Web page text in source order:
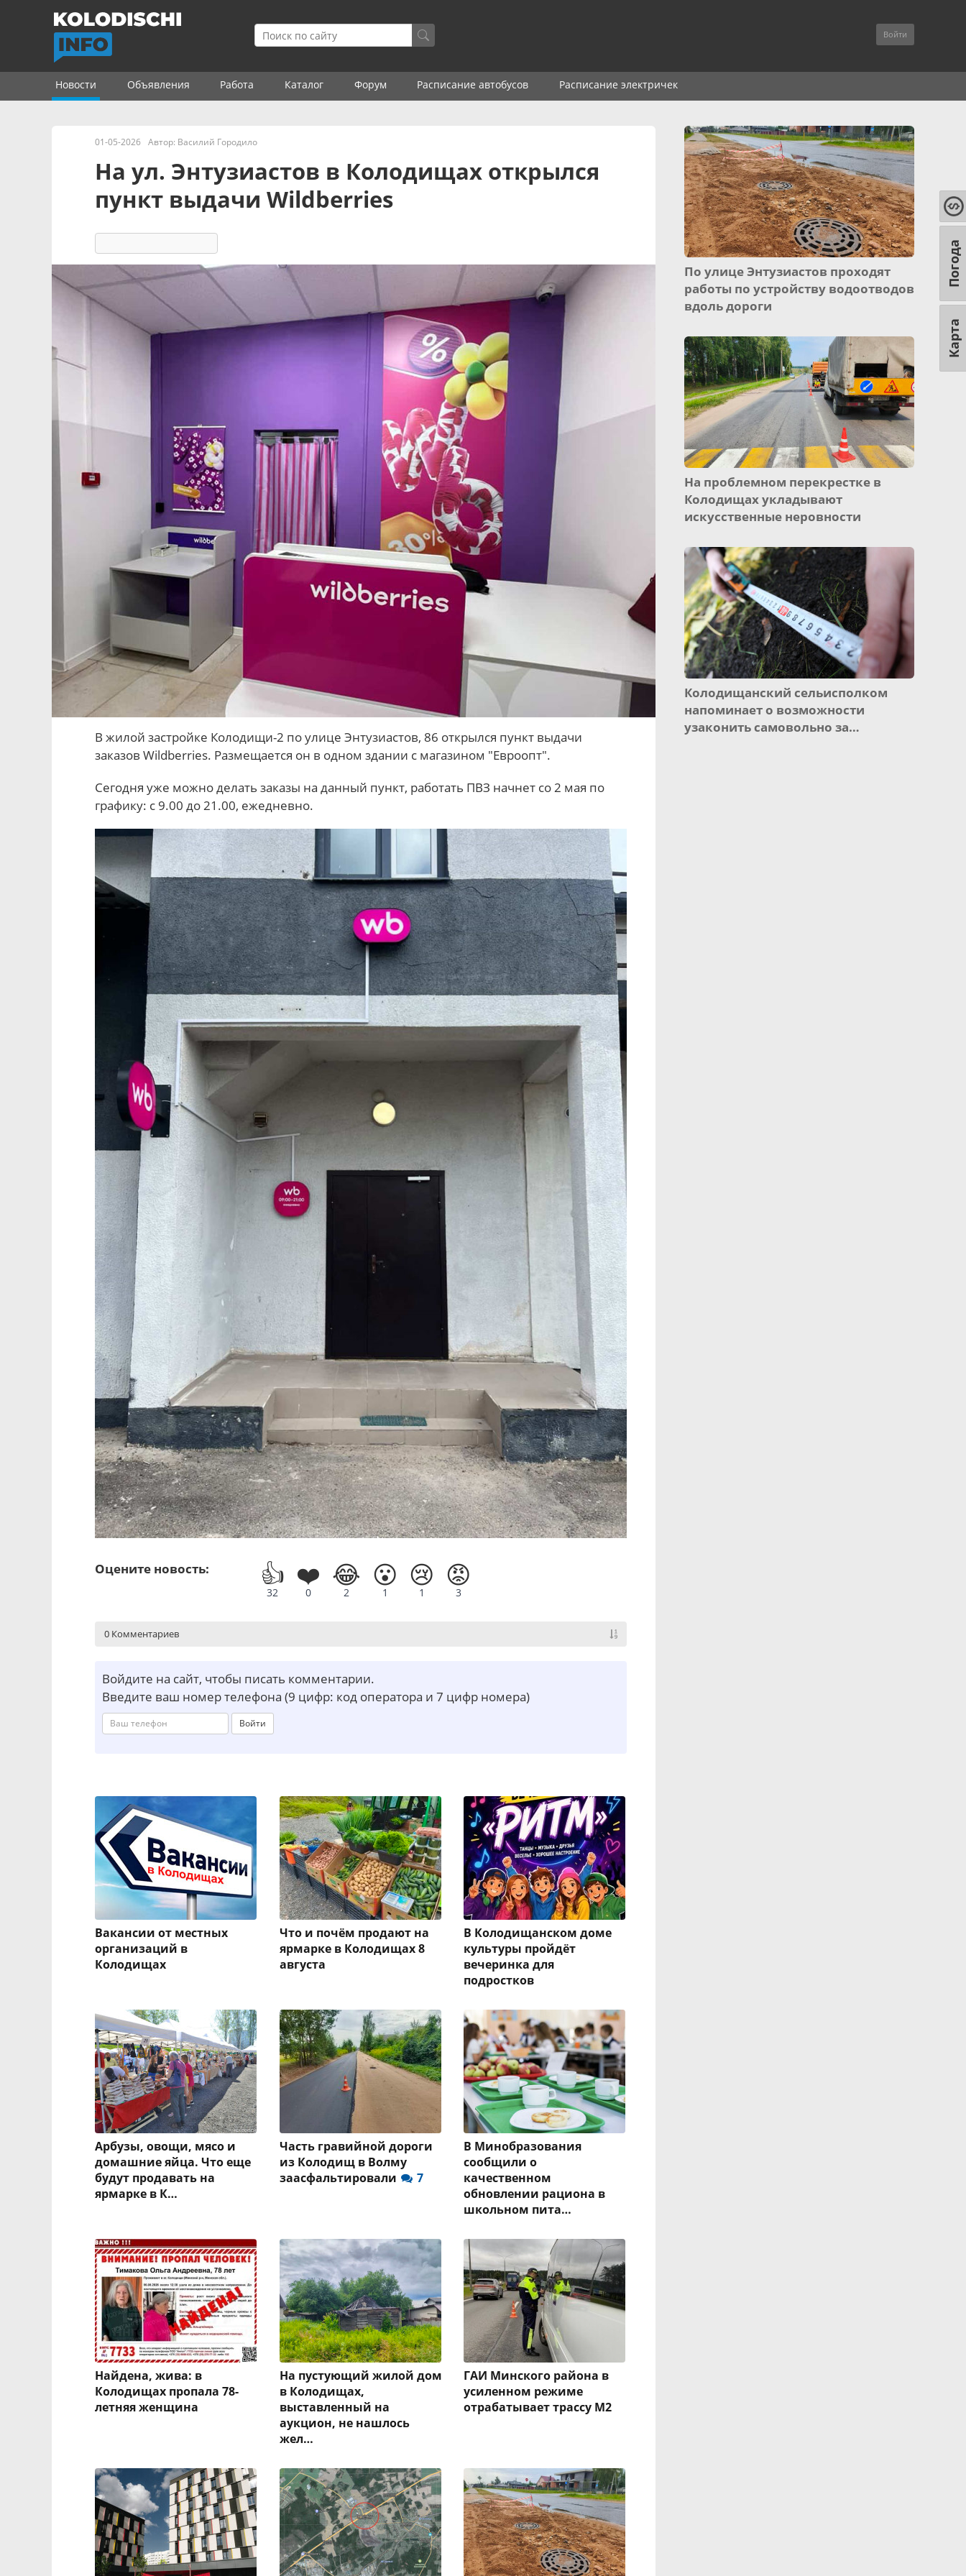
Войти
Новости Объявления Работа Каталог Форум Расписание автобусов Расписание электричек
01-05-2026 Автор: Василий Городило
На ул. Энтузиастов в Колодищах открылся
пункт выдачи Wildberries
В жилой застройке Колодищи-2 по улице Энтузиастов, 86 открылся пункт выдачи
заказов Wildberries. Размещается он в одном здании с магазином "Евроопт".
Сегодня уже можно делать заказы на данный пункт, работать ПВЗ начнет со 2 мая по
графику: с 9.00 до 21.00, ежедневно.
Оцените новость: 👍
32
❤️
0
😂
2
😮
1
😢
1
😡
3
0 Комментариев
Войдите на сайт, чтобы писать комментарии.
Введите ваш номер телефона (9 цифр: код оператора и 7 цифр номера)
Войти
Вакансии от местных
организаций в
Колодищах
Что и почём продают на
ярмарке в Колодищах 8
августа
В Колодищанском доме
культуры пройдёт
вечеринка для
подростков
Арбузы, овощи, мясо и
домашние яйца. Что еще
будут продавать на
ярмарке в К…
Часть гравийной дороги
из Колодищ в Волму
заасфальтировали
7
В Минобразования
сообщили о
качественном
обновлении рациона в
школьном пита…
Найдена, жива: в
Колодищах пропала 78-
летняя женщина
На пустующий жилой дом
в Колодищах,
выставленный на
аукцион, не нашлось
жел…
ГАИ Минского района в
усиленном режиме
отрабатывает трассу М2
По улице Энтузиастов проходят
работы по устройству водоотводов
вдоль дороги
На проблемном перекрестке в
Колодищах укладывают
искусственные неровности
Колодищанский сельисполком
напоминает о возможности
узаконить самовольно за…
Карта
Погода